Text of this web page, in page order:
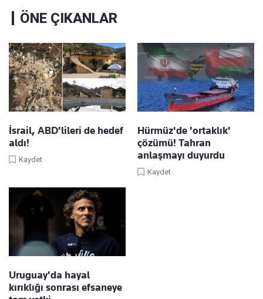
ÖNE ÇIKANLAR
İsrail, ABD'lileri de hedef
aldı!
Kaydet
Hürmüz'de 'ortaklık'
çözümü! Tahran
anlaşmayı duyurdu
Kaydet
Uruguay'da hayal
kırıklığı sonrası efsaneye